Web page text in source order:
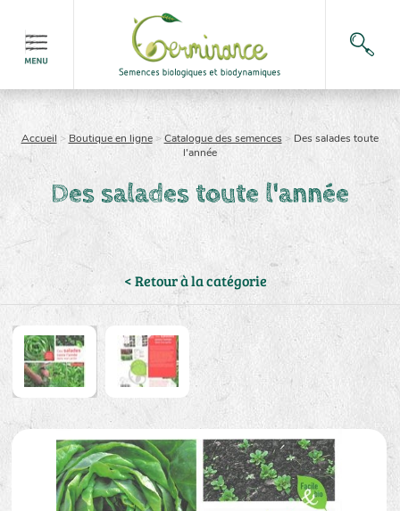
Accueil > Boutique en ligne> Catalogue des semences> Des salades toute
l'année
Des salades toute l'année
< Retour à la catégorie